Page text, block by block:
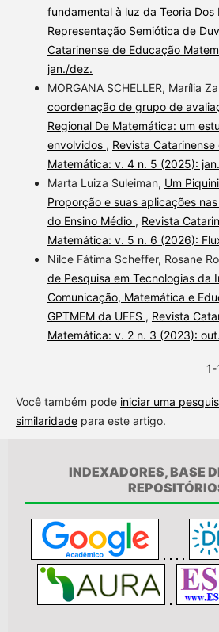
fundamental à luz da Teoria Dos
Representação Semiótica de
Catarinense de Educação
jan./dez.
MORGANA SCHELLER, Marília
coordenação de grupo de
Regional De Matemática: um
envolvidos , Revista
Matemática: v. 4 n. 5 (2025):
Marta Luiza Suleiman, Um
Proporção e suas aplicações
do Ensino Médio , Revista
Matemática: v. 5 n. 6 (2026):
Nilce Fátima Scheffer, Rosane
de Pesquisa em Tecnologias da
Comunicação, Matemática e
GPTMEM da UFFS , Revista
Matemática: v. 2 n. 3 (2023): out.
1-
Você também pode iniciar uma
similaridadepara este artigo.
INDEXADORES, BASE